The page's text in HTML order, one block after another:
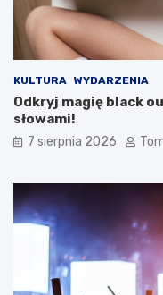
KULTURA WYDARZENIA
Odkryj magię black
słowami!
7 sierpnia 2026